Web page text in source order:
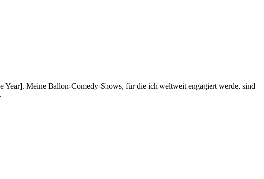
Year]. Meine Ballon-Comedy-Shows, für die ich weltweit engagiert werde, sind